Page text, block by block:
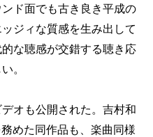
ド面でも古き良き平成の
ジィな質感を生み出して
な聴感が交錯する聴き応
。
オも公開された。吉村和
めた同作品も、楽曲同様